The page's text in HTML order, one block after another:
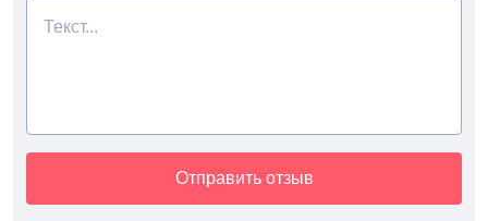
Отправить отзыв